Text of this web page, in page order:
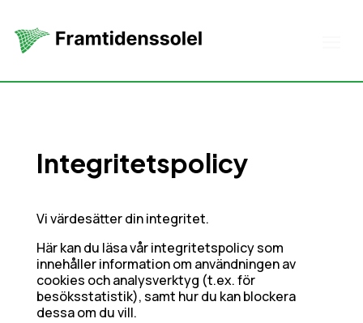
Integritetspolicy
Vi värdesätter din integritet.
Här kan du läsa vår integritetspolicy som
innehåller information om användningen av
cookies och analysverktyg (t.ex. för
besöksstatistik), samt hur du kan blockera
dessa om du vill.